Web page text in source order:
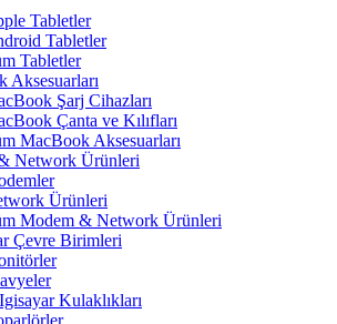
Tabletler
Tabletler
Tabletler
Aksesuarları
Şarj Cihazları
Çanta ve Kılıfları
MacBook Aksesuarları
Network Ürünleri
Ürünleri
Modem & Network Ürünleri
Çevre Birimleri
Kulaklıkları